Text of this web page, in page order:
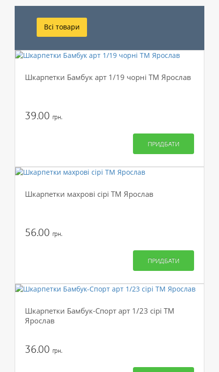
Всі товари
Шкарпетки Бамбук арт 1/19 чорні ТМ Ярослав
39.00 грн.
ПРИДБАТИ
Шкарпетки махрові сірі ТМ Ярослав
56.00 грн.
ПРИДБАТИ
Шкарпетки Бамбук-Спорт арт 1/23 сірі ТМ
Ярослав
36.00 грн.